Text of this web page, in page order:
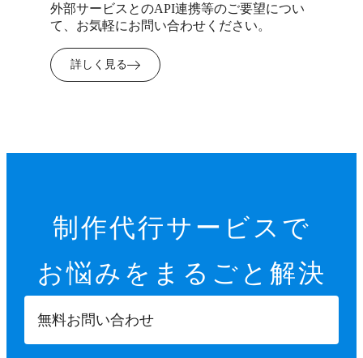
外部サービスとのAPI連携等のご要望につい
て、お気軽にお問い合わせください。
詳しく見る
制作代行サービスで
お悩みを まるごと解決
無料お問い合わせ